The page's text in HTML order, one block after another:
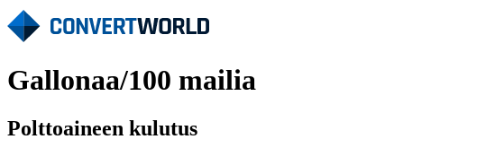
Gallonaa/100 mailia
Polttoaineen kulutus